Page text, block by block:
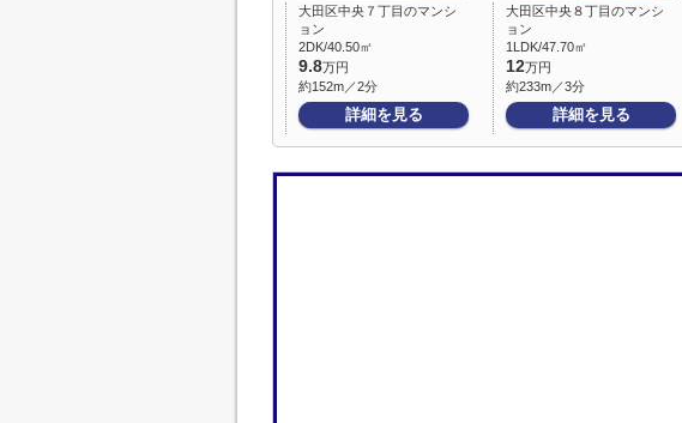
大田区中央７丁目のマンシ
ョン
2DK/40.50㎡
9.8万円
約152m／2分
詳細を見る
大田区中央８丁目のマンシ
ョン
1LDK/47.70㎡
12万円
約233m／3分
詳細を見る